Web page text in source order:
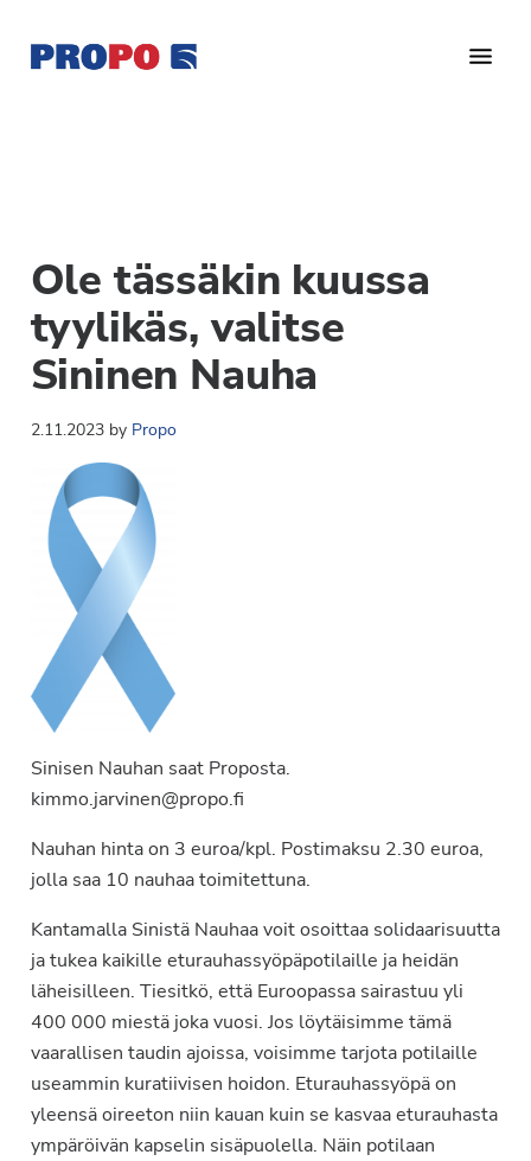
pääsisältöön
ensisijaiseen
sivupalkkiin
alatunnisteeseen
eturauhassyöpäyhdistys
Ry
on
perustettu
vuonna
1997.
on
Suomen
Syöpäyhdistyksen
jäsenjärjestö.
Ole tässäkin kuussa
tyylikäs, valitse
Sininen Nauha
2.11.2023by Propo
Sinisen Nauhan saat Proposta.
kimmo.jarvinen@propo.fi
Nauhan hinta on 3 euroa/kpl. Postimaksu 2.30 euroa,
jolla saa 10 nauhaa toimitettuna.
Kantamalla Sinistä Nauhaa voit osoittaa solidaarisuutta
ja tukea kaikille eturauhassyöpäpotilaille ja heidän
läheisilleen. Tiesitkö, että Euroopassa sairastuu yli
400 000 miestä joka vuosi. Jos löytäisimme tämä
vaarallisen taudin ajoissa, voisimme tarjota potilaille
useammin kuratiivisen hoidon. Eturauhassyöpä on
yleensä oireeton niin kauan kuin se kasvaa eturauhasta
ympäröivän kapselin sisäpuolella. Näin potilaan